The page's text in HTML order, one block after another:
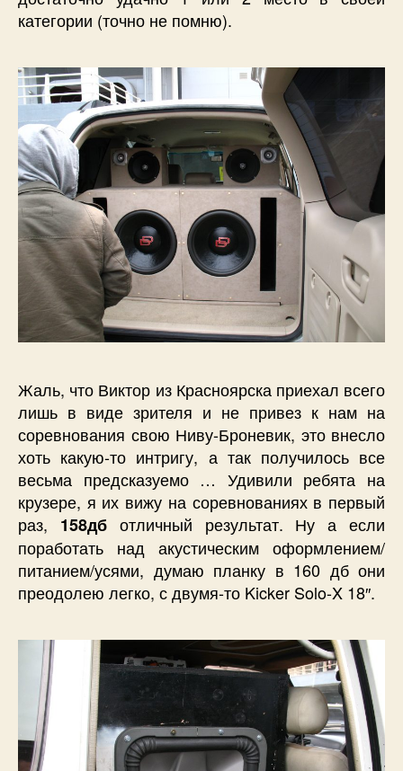
категории (точно не помню).
Жаль, что Виктор из Красноярска приехал всего
лишь в виде зрителя и не привез к нам на
соревнования свою Ниву-Броневик, это внесло
хоть какую-то интригу, а так получилось все
весьма предсказуемо … Удивили ребята на
крузере, я их вижу на соревнованиях в первый
раз, 158дботличный результат. Ну а если
поработать над акустическим оформлением/
питанием/усями, думаю планку в 160 дб они
преодолею легко, с двумя-то Kicker Solo-X 18″.